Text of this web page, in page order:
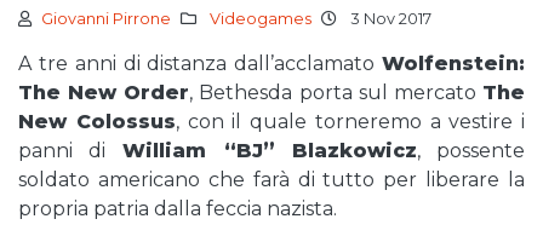
Giovanni Pirrone Videogames 3 Nov 2017
A tre anni di distanza dall’acclamato Wolfenstein:
The New Order, Bethesda porta sul mercato The
New Colossus, con il quale torneremo a vestire i
panni di William “BJ” Blazkowicz, possente
soldato americano che farà di tutto per liberare la
propria patria dalla feccia nazista.